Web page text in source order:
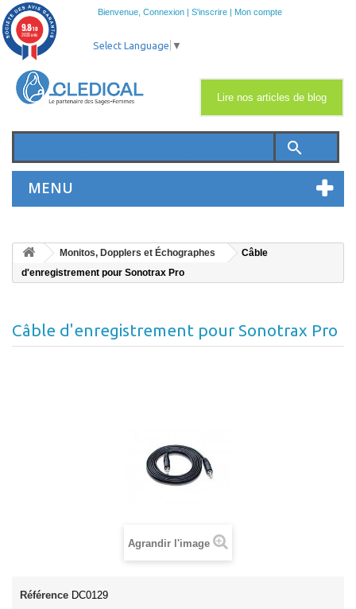
Bienvenue, Connexion | S'inscrire | Mon compte
search
MENU
Lire nos articles de blog
Select Language ▼
Monitos, Dopplers et Échographes
Câble
d'enregistrement pour Sonotrax Pro
Câble d'enregistrement pour Sonotrax Pro
Agrandir l'image
Référence DC0129
9.8/10
2033 avis